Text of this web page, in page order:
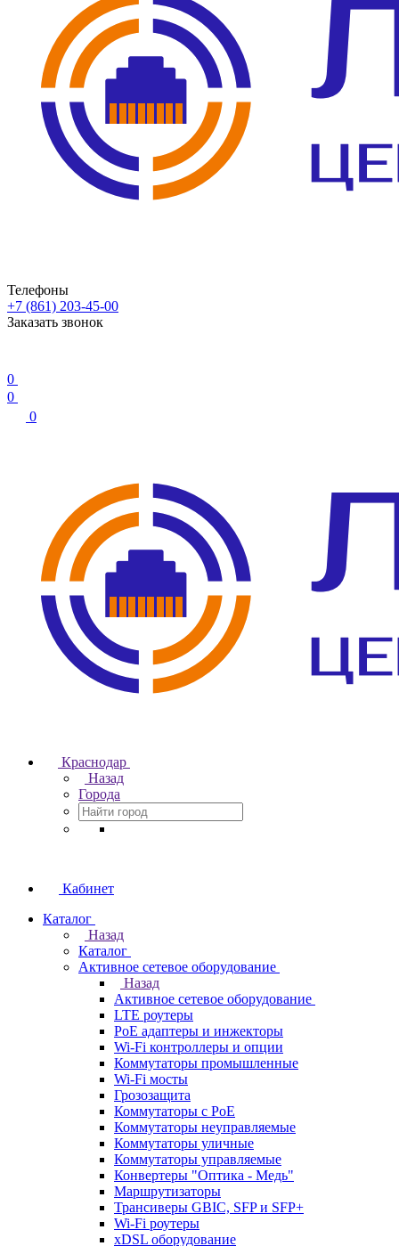
Телефоны
+7 (861) 203-45-00
Заказать звонок
0
0
0
Краснодар
Назад
Города
Кабинет
Каталог
Назад
Каталог
Активное сетевое оборудование
Назад
Активное сетевое оборудование
LTE роутеры
PoE адаптеры и инжекторы
Wi-Fi контроллеры и опции
Коммутаторы промышленные
Wi-Fi мосты
Грозозащита
Коммутаторы c PoE
Коммутаторы неуправляемые
Коммутаторы уличные
Коммутаторы управляемые
Конвертеры "Оптика - Медь"
Маршрутизаторы
Трансиверы GBIC, SFP и SFP+
Wi-Fi роутеры
xDSL оборудование